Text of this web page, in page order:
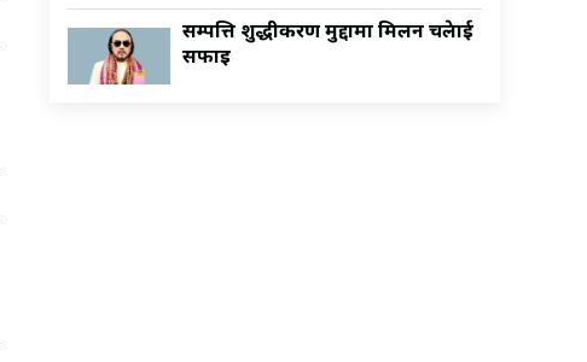
सम्पत्ति शुद्धीकरण मुद्दामा मिलन चक्रेलाई
सफाइ